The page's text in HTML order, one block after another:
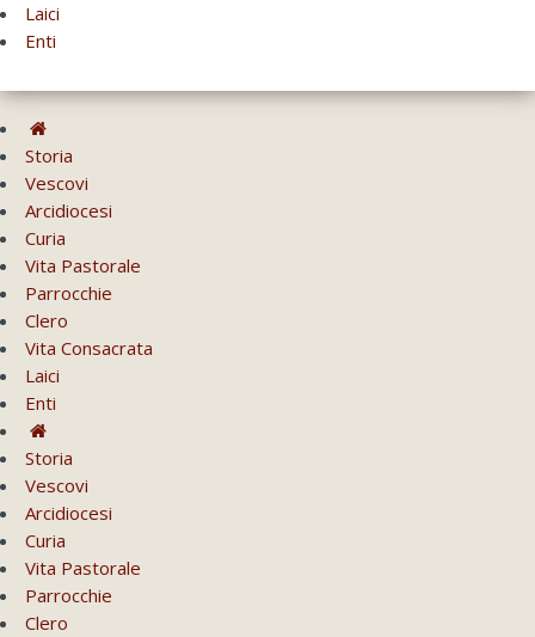
Laici
Enti
Storia
Vescovi
Arcidiocesi
Curia
Vita Pastorale
Parrocchie
Clero
Vita Consacrata
Laici
Enti
Storia
Vescovi
Arcidiocesi
Curia
Vita Pastorale
Parrocchie
Clero